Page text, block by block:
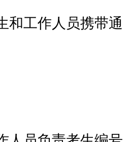
工作人员携带通